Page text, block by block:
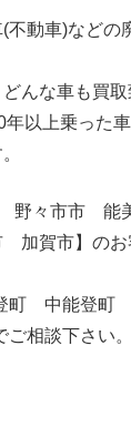
動車)などの
んな車も買取
以上乗った
) 野々市市
市】のお客
中能登町
相談下さい。